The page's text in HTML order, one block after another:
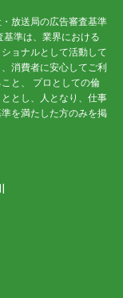
放送局の広告審査基準
準は、業界における
ョナルとして活動して
消費者に安心してご利
と、 プロとしての倫
とし、人となり、仕事
を満たした方のみを掲